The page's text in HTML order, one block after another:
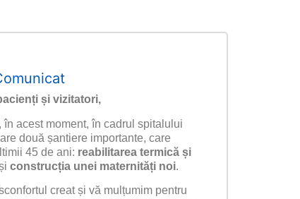
și vizitatori,
în acest moment, în cadrul spitalului
două șantiere importante, care
45 de ani: reabilitarea termică și
construcția unei maternități noi.
creat și vă mulțumim pentru